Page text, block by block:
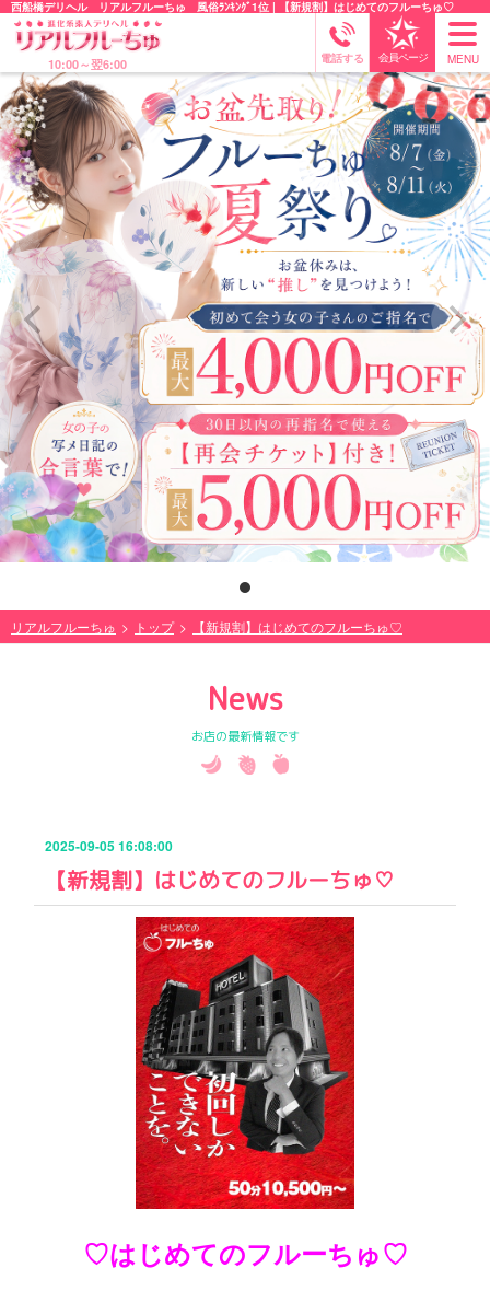
西船橋デリヘルリアルフルーちゅ 風俗ﾗﾝｷﾝｸﾞ1位 | 【新規割】はじめてのフルーちゅ♡
10:00～翌6:00 電話する 会員ページ MENU
リアルフルーちゅ トップ 【新規割】はじめてのフルーちゅ♡
News
お店の最新情報です
2025-09-05 16:08:00
【新規割】はじめてのフルーちゅ♡
♡はじめてのフルーちゅ♡